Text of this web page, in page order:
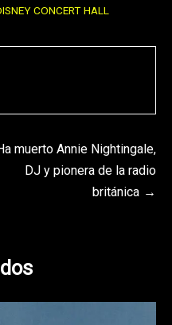
CONCERT HALL
muerto Annie Nightingale,
DJ y pionera de la radio
británica